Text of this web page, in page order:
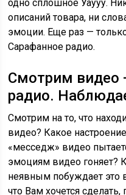
одно сплошное Уаууу.
описаний товара, ни
эмоции. Еще раз —
Сарафанное радио.
Смотрим видео
радио.
Смотрим на то, что
видео? Какое
«месседж» видео
эмоциям видео гоняет?
неявным побуждает это
что Вам хочется